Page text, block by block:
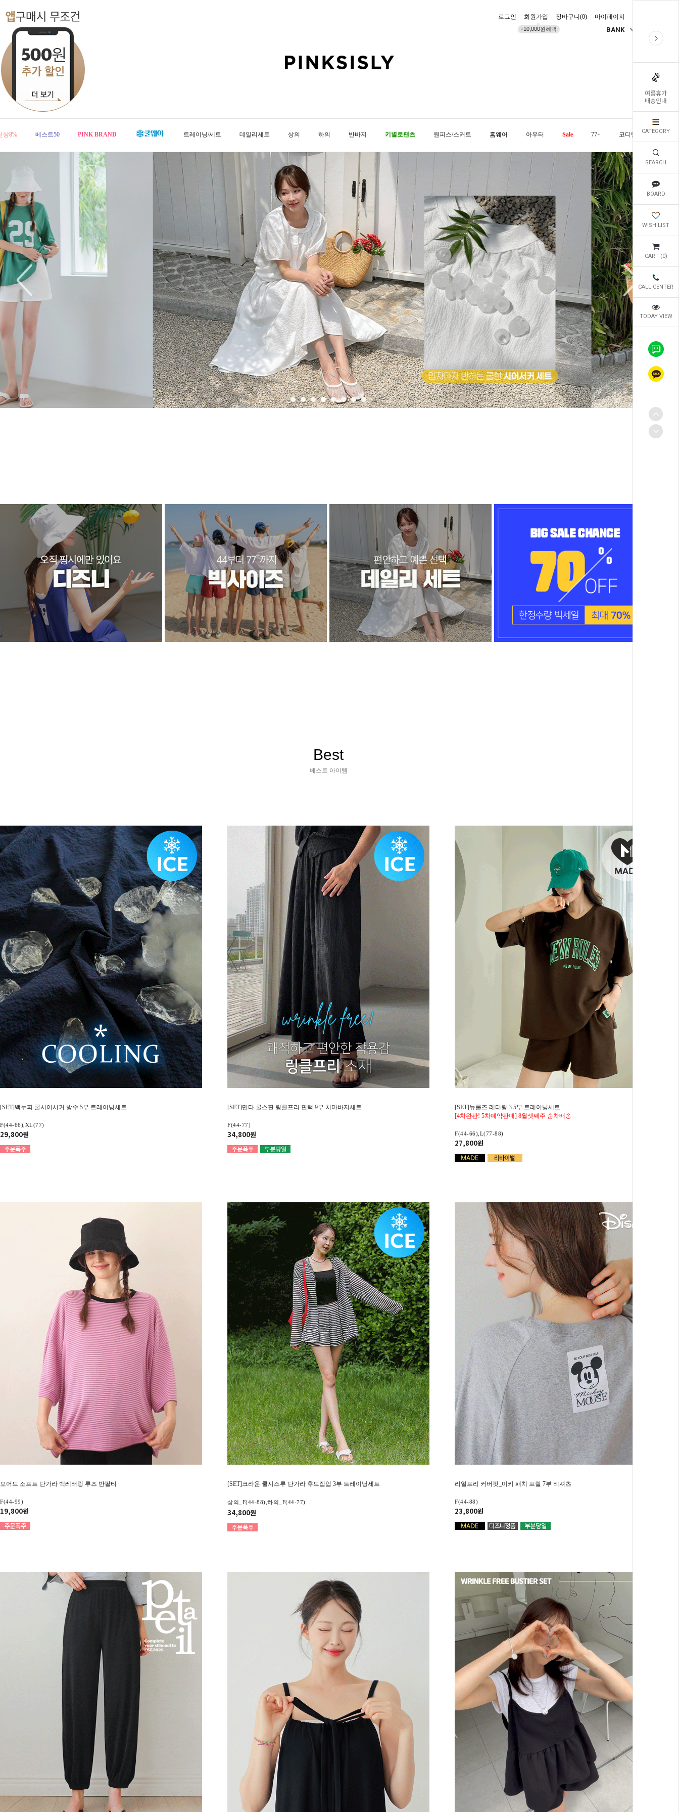
여름휴가
배송안내
CATEGORY
SEARCH
BOARD
WISH LIST
CART (0)
CALL CENTER
TODAY VIEW
로그인 회원가입
+10,000원혜택
장바구니(0) 마이페이지
BANK
상8% 베스트50 PINK BRAND 트레이닝/세트 데일리세트 상의 하의 반바지 키별로팬츠 원피스/스커트 홈웨어 아우터 Sale 77+ 코디템 오늘발송
Best
베스트 아이템
[SET]백누피 쿨시어서커 방수 5부 트레이닝세트
F(44-66),XL(77)
29,800원
[SET]만타 쿨스판 링클프리 핀턱 9부 치마바지세트
F(44-77)
34,800원
[SET]뉴룰즈 레터링 3.5부 트레이닝세트
[4차완판! 5차예약판매] 8월셋째주 순차배송
F(44-66),L(77-88)
27,800원
모어드 소프트 단가라 백레터링 루즈 반팔티
F(44-99)
19,800원
[SET]크라운 쿨시스루 단가라 후드집업 3부 트레이닝세트
상의_F(44-88),하의_F(44-77)
34,800원
리얼프리 커버핏_미키 패치 프릴 7부 티셔츠
F(44-88)
23,800원